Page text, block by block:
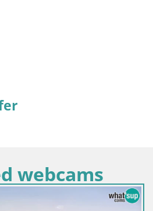
webcams